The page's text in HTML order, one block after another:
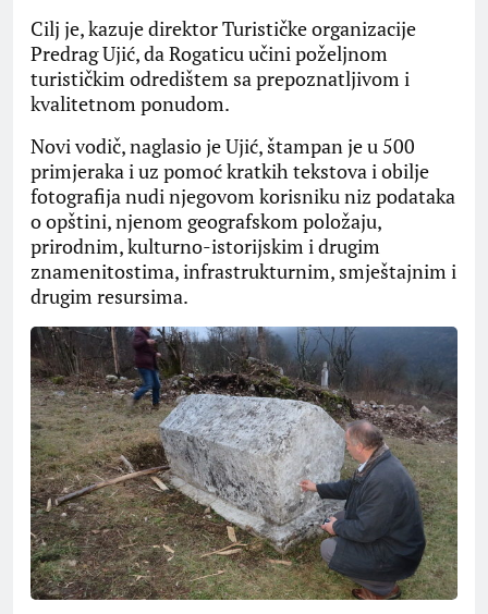
Cilj je, kazuje direktor Turističke organizacije
Predrag Ujić, da Rogaticu učini poželjnom
turističkim odredištem sa prepoznatljivom i
kvalitetnom ponudom.
Novi vodič, naglasio je Ujić, štampan je u 500
primjeraka i uz pomoć kratkih tekstova i obilje
fotografija nudi njegovom korisniku niz podataka
o opštini, njenom geografskom položaju,
prirodnim, kulturno-istorijskim i drugim
znamenitostima, infrastrukturnim, smještajnim i
drugim resursima.